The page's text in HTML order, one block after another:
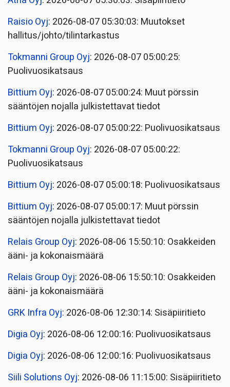
Raisio Oyj: 2026-08-07 05:30:03: Muutokset
hallitus/johto/tilintarkastus
Tokmanni Group Oyj: 2026-08-07 05:00:25:
Puolivuosikatsaus
Bittium Oyj: 2026-08-07 05:00:24: Muut pörssin
sääntöjen nojalla julkistettavat tiedot
Bittium Oyj: 2026-08-07 05:00:22: Puolivuosikatsaus
Tokmanni Group Oyj: 2026-08-07 05:00:22:
Puolivuosikatsaus
Bittium Oyj: 2026-08-07 05:00:18: Puolivuosikatsaus
Bittium Oyj: 2026-08-07 05:00:17: Muut pörssin
sääntöjen nojalla julkistettavat tiedot
Relais Group Oyj: 2026-08-06 15:50:10: Osakkeiden
ääni- ja kokonaismäärä
Relais Group Oyj: 2026-08-06 15:50:10: Osakkeiden
ääni- ja kokonaismäärä
GRK Infra Oyj: 2026-08-06 12:30:14: Sisäpiiritieto
Digia Oyj: 2026-08-06 12:00:16: Puolivuosikatsaus
Digia Oyj: 2026-08-06 12:00:16: Puolivuosikatsaus
Siili Solutions Oyj: 2026-08-06 11:15:00: Sisäpiiritieto